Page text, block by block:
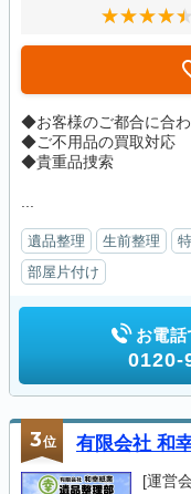
◆お客様のご都合に合
◆ご不用品の買取対応
◆貴重品捜索
遺品整理 生前整理
部屋片付け
お電
0120-
3位 有限会社 和
[運営